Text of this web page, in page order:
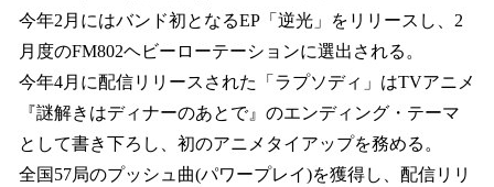
今年2月にはバンド初となるEP「逆光」をリリースし、2
月度のFM802ヘビーローテーションに選出される。
今年4月に配信リリースされた「ラプソディ」はTVアニメ
『謎解きはディナーのあとで』のエンディング・テーマ
として書き下ろし、初のアニメタイアップを務める。
全国57局のプッシュ曲(パワープレイ)を獲得し、配信リリ